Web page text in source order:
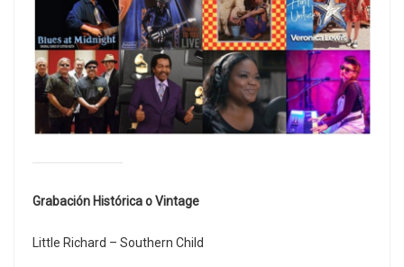
Grabación Histórica o Vintage
Little Richard – Southern Child